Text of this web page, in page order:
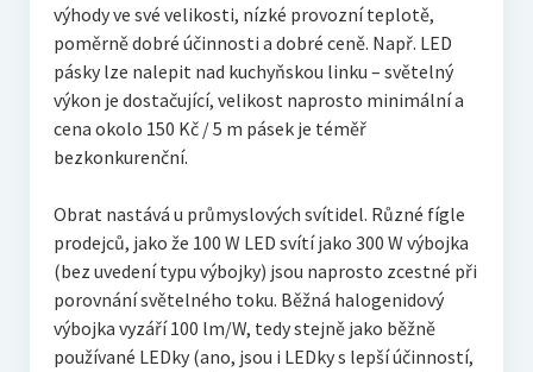
výhody ve své velikosti, nízké provozní teplotě,
poměrně dobré účinnosti a dobré ceně. Např. LED
pásky lze nalepit nad kuchyňskou linku – světelný
výkon je dostačující, velikost naprosto minimální a
cena okolo 150 Kč / 5 m pásek je téměř
bezkonkurenční.
Obrat nastává u průmyslových svítidel. Různé fígle
prodejců, jako že 100 W LED svítí jako 300 W výbojka
(bez uvedení typu výbojky) jsou naprosto zcestné při
porovnání světelného toku. Běžná halogenidový
výbojka vyzáří 100 lm/W, tedy stejně jako běžně
používané LEDky (ano, jsou i LEDky s lepší účinností,